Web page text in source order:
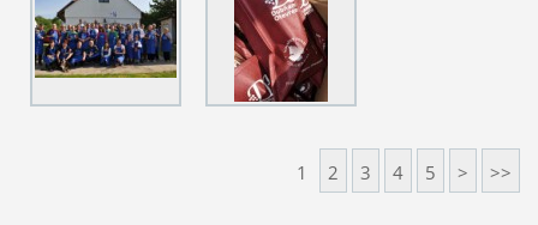
1 2 3 4 5 > >>